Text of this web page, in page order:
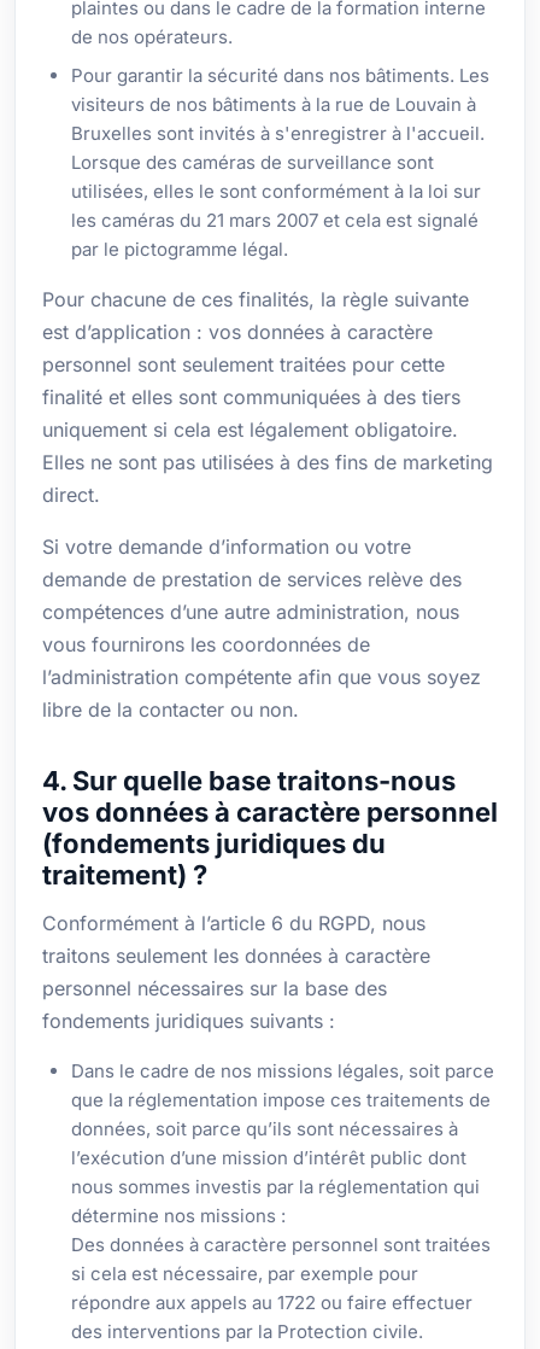
plaintes ou dans le cadre de la formation interne
de nos opérateurs.
Pour garantir la sécurité dans nos bâtiments. Les
visiteurs de nos bâtiments à la rue de Louvain à
Bruxelles sont invités à s'enregistrer à l'accueil.
Lorsque des caméras de surveillance sont
utilisées, elles le sont conformément à la loi sur
les caméras du 21 mars 2007 et cela est signalé
par le pictogramme légal.
Pour chacune de ces finalités, la règle suivante
est d’application : vos données à caractère
personnel sont seulement traitées pour cette
finalité et elles sont communiquées à des tiers
uniquement si cela est légalement obligatoire.
Elles ne sont pas utilisées à des fins de marketing
direct.
Si votre demande d’information ou votre
demande de prestation de services relève des
compétences d’une autre administration, nous
vous fournirons les coordonnées de
l’administration compétente afin que vous soyez
libre de la contacter ou non.
4. Sur quelle base traitons-nous
vos données à caractère personnel
(fondements juridiques du
traitement) ?
Conformément à l’article 6 du RGPD, nous
traitons seulement les données à caractère
personnel nécessaires sur la base des
fondements juridiques suivants :
Dans le cadre de nos missions légales, soit parce
que la réglementation impose ces traitements de
données, soit parce qu’ils sont nécessaires à
l’exécution d’une mission d’intérêt public dont
nous sommes investis par la réglementation qui
détermine nos missions :
Des données à caractère personnel sont traitées
si cela est nécessaire, par exemple pour
répondre aux appels au 1722 ou faire effectuer
des interventions par la Protection civile.